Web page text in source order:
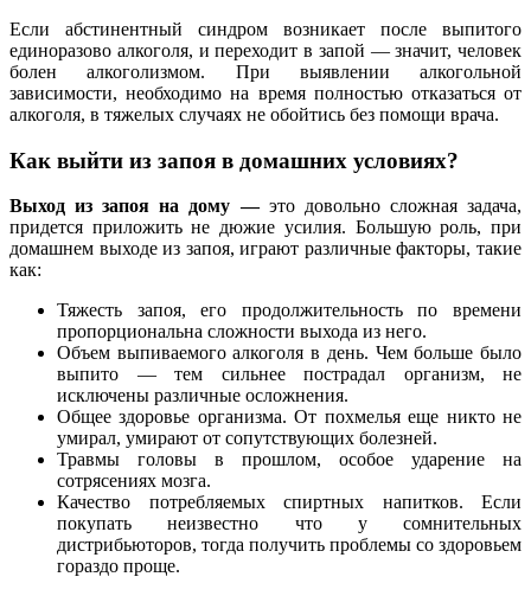
Если абстинентный синдром возникает после выпитого
единоразово алкоголя, и переходит в запой — значит, человек
болен алкоголизмом. При выявлении алкогольной
зависимости, необходимо на время полностью отказаться от
алкоголя, в тяжелых случаях не обойтись без помощи врача.
Как выйти из запоя в домашних условиях?
Выход из запоя на дому —это довольно сложная задача,
придется приложить не дюжие усилия. Большую роль, при
домашнем выходе из запоя, играют различные факторы, такие
как:
Тяжесть запоя, его продолжительность по времени
пропорциональна сложности выхода из него.
Объем выпиваемого алкоголя в день. Чем больше было
выпито — тем сильнее пострадал организм, не
исключены различные осложнения.
Общее здоровье организма. От похмелья еще никто не
умирал, умирают от сопутствующих болезней.
Травмы головы в прошлом, особое ударение на
сотрясениях мозга.
Качество потребляемых спиртных напитков. Если
покупать неизвестно что у сомнительных
дистрибьюторов, тогда получить проблемы со здоровьем
гораздо проще.